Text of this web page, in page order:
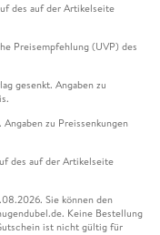
des auf der Artikelseite
Preisempfehlung (UVP) des
gesenkt. Angaben zu
zu Preissenkungen
des auf der Artikelseite
Sie können den
Keine Bestellung
ist nicht gültig für